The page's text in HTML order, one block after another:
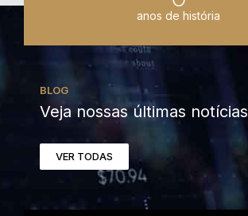
anos de história
BLOG
Veja nossas últimas notícias
VER TODAS